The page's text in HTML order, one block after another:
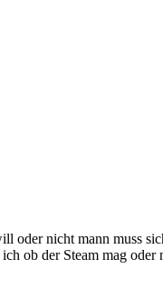
oder nicht mann muss
ob der Steam mag oder